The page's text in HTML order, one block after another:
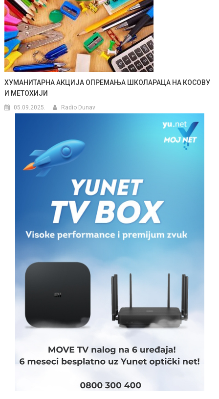
ХУМАНИТАРНА АКЦИЈА ОПРЕМАЊА ШКОЛАРАЦА НА КОСОВУ
И МЕТОХИЈИ
05.09.2025. Radio Dunav